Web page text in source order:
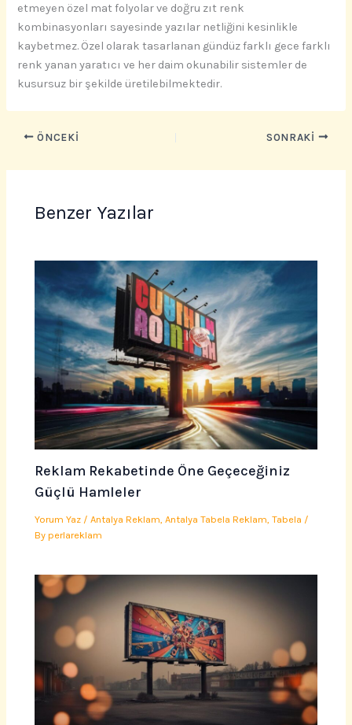
etmeyen özel mat folyolar ve doğru zıt renk
kombinasyonları sayesinde yazılar netliğini kesinlikle
kaybetmez. Özel olarak tasarlanan gündüz farklı gece farklı
renk yanan yaratıcı ve her daim okunabilir sistemler de
kusursuz bir şekilde üretilebilmektedir.
ÖNCEKI SONRAKI
Benzer Yazılar
Reklam Rekabetinde Öne Geçeceğiniz
Güçlü Hamleler
Yorum Yaz /Antalya Reklam,Antalya Tabela Reklam,Tabela /
Byperlareklam